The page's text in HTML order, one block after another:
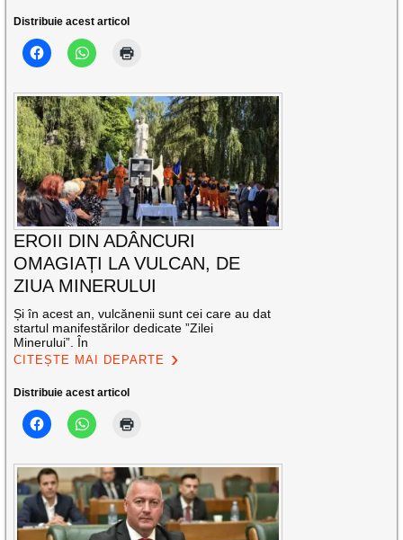
Distribuie acest articol
EROII DIN ADÂNCURI
OMAGIAȚI LA VULCAN, DE
ZIUA MINERULUI
Și în acest an, vulcănenii sunt cei care au dat
startul manifestărilor dedicate ”Zilei
Minerului”. În
CITEȘTE MAI DEPARTE
Distribuie acest articol